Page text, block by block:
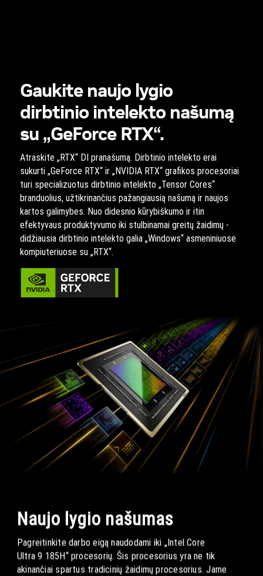
Gaukite naujo lygio
dirbtinio intelekto našumą
su „GeForce RTX“.
Atraskite „RTX“ DI pranašumą. Dirbtinio intelekto erai
sukurti „GeForce RTX“ ir „NVIDIA RTX“ grafikos procesoriai
turi specializuotus dirbtinio intelekto „Tensor Cores“
branduolius, užtikrinančius pažangiausią našumą ir naujos
kartos galimybes. Nuo didesnio kūrybiškumo ir itin
efektyvaus produktyvumo iki stulbinamai greitų žaidimų -
didžiausia dirbtinio intelekto galia „Windows“ asmeniniuose
kompiuteriuose su „RTX“.
Naujo lygio našumas
Pagreitinkite darbo eigą naudodami iki „Intel Core
Ultra 9 185H“ procesorių. Šis procesorius yra ne tik
akinančiai spartus tradicinių žaidimų procesorius. Jame